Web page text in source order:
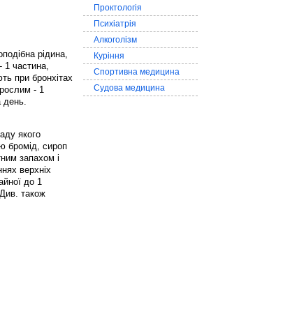
рідина,
1 частина,
при бронхітах
- 1
день.
якого
бромід, сироп
запахом і
верхніх
до 1
також
Проктологія
Психіатрія
Алкоголізм
Куріння
Спортивна медицина
Судова медицина